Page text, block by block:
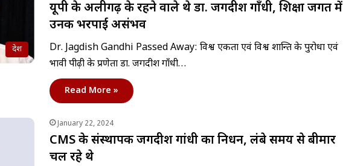
देश
यूपी के अलीगढ़ के रहने वाले थे डा. जगदीश गाँधी, शिक्षा जगत में
उनकी भरपाई असंभव
Dr. Jagdish Gandhi Passed Away: विश्व एकता एवं विश्व शान्ति के पुरोधा एवं
भावी पीढ़ी के प्रणेता डा. जगदीश गाँधी…
Read More »
January 22, 2024
CMS के संस्थापक जगदीश गांधी का निधन, लंबे समय से बीमार
चल रहे थे